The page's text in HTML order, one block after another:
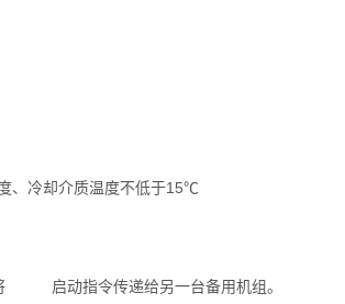
、冷却介质温度不低于15℃
将 启动指令传递给另一台备用机组。